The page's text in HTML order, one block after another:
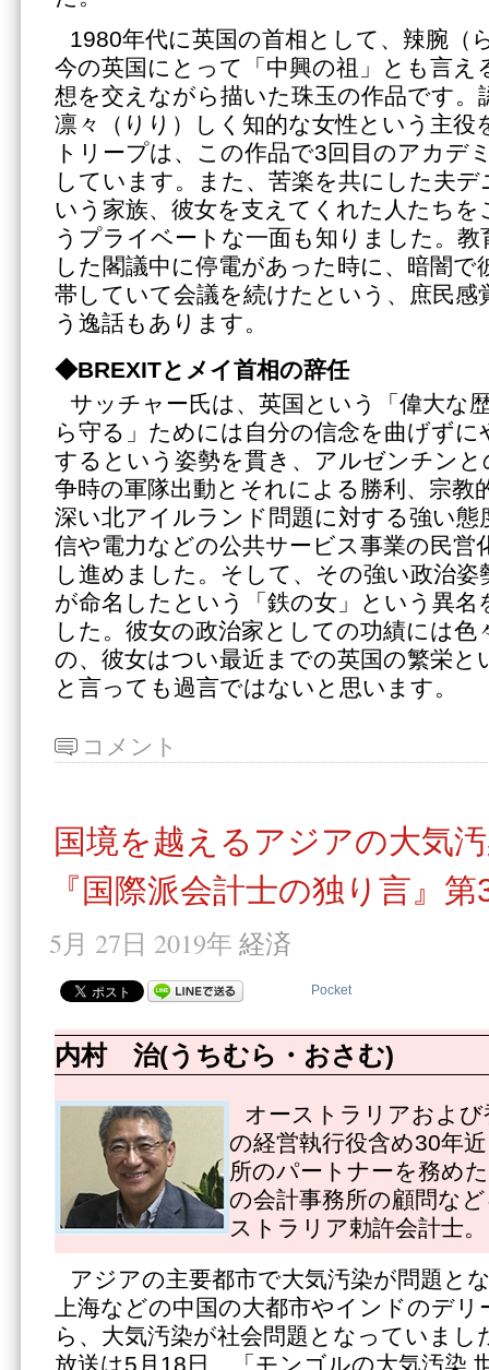
1980年代に英国の首相として、辣腕（
今の英国にとって「中興の祖」とも言え
想を交えながら描いた珠玉の作品です。
凛々（りり）しく知的な女性という主役
トリープは、この作品で3回目のアカデ
しています。また、苦楽を共にした夫
いう家族、彼女を支えてくれた人たち
うプライベートな一面も知りました。教
した閣議中に停電があった時に、暗闇で
帯していて会議を続けたという、庶民感
う逸話もあります。
◆BREXITとメイ首相の辞任
サッチャー氏は、英国という「偉大な
ら守る」ためには自分の信念を曲げず
するという姿勢を貫き、アルゼンチン
争時の軍隊出動とそれによる勝利、宗教
深い北アイルランド問題に対する強い態
信や電力などの公共サービス事業の民営
し進めました。そして、その強い政治
が命名したという「鉄の女」という異
した。彼女の政治家としての功績には色
の、彼女はつい最近までの英国の繁栄と
と言っても過言ではないと思います。
コメント
国境を越えるアジアの大気
『国際派会計士の独り言』第
5月 27日 2019年 経済
Pocket
内村 治(うちむら・おさむ)
オーストラリアおよ
の経営執行役含め30年
所のパートナーを務め
の会計事務所の顧問な
ストラリア勅許会計士。
アジアの主要都市で大気汚染が問題と
上海などの中国の大都市やインドのデリ
ら、大気汚染が社会問題となっていまし
放送は5月18日、「モンゴルの大気汚染